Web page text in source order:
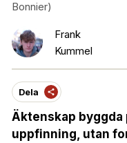
Bonnier)
Frank
Kummel
Dela
Äktenskap byggda
uppfinning, utan